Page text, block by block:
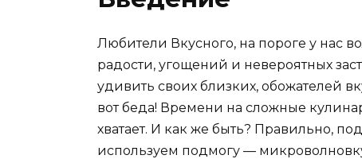
Любители Вкусного, на пороге у нас
радости, угощений и невероятных
удивить своих близких, обожателей
вот беда! Времени на сложные
хватает. И как же быть? Правильно,
используем подмогу —